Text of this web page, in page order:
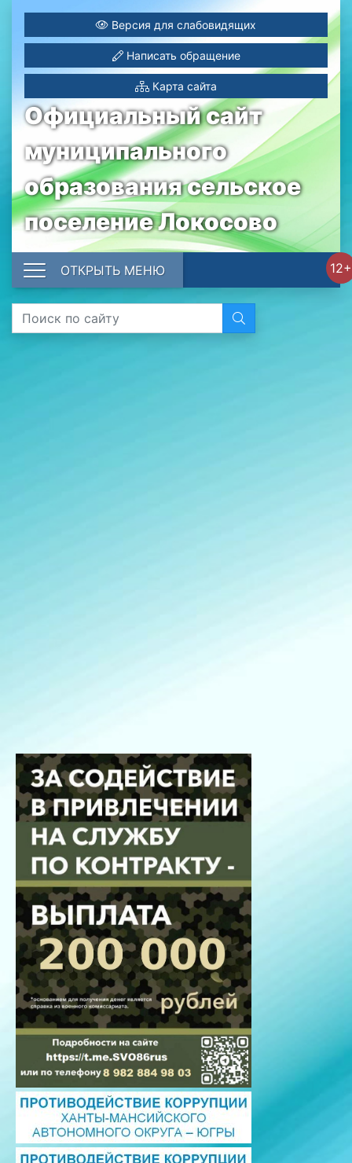
Официальный сайт
муниципального
образования сельское
поселение Локосово
Версия для слабовидящих
Написать обращение
Карта сайта
12+
ОТКРЫТЬ МЕНЮ